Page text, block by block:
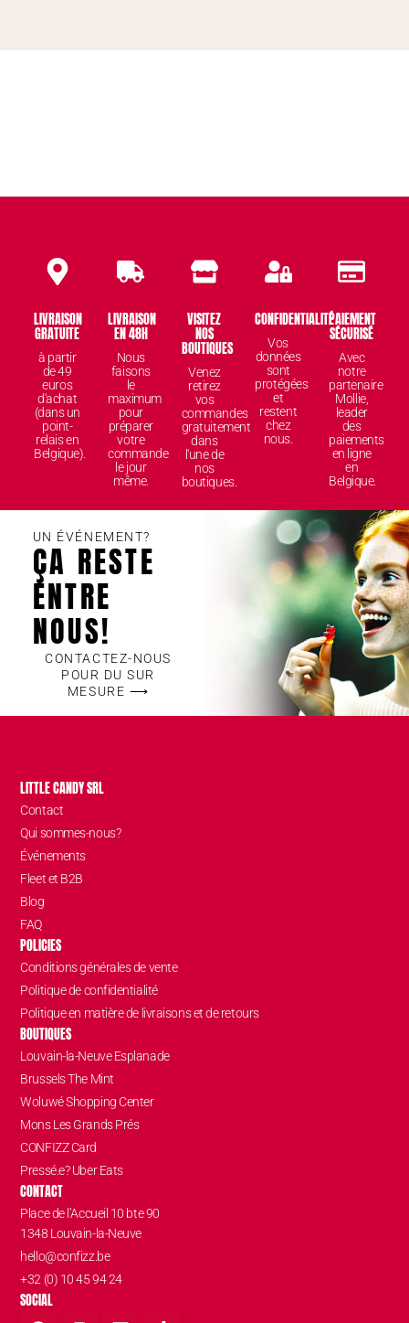
LIVRAISON
GRATUITE
à partir
de 49
euros
d'achat
(dans un
point-
relais en
Belgique).
LIVRAISON
EN 48H
Nous
faisons
le
maximum
pour
préparer
votre
commande
le jour
même.
VISITEZ
NOS
BOUTIQUES
Venez
retirez
vos
commandes
gratuitement
dans
l'une de
nos
boutiques.
CONFIDENTIALITÉ
Vos
données
sont
protégées
et
restent
chez
nous.
PAIEMENT
SÉCURISÉ
Avec
notre
partenaire
Mollie,
leader
des
paiements
en ligne
en
Belgique.
UN ÉVÉNEMENT?
ÇA RESTE
ENTRE
NOUS!
CONTACTEZ-NOUS
POUR DU SUR
MESURE ⟶
LITTLE CANDY SRL
Contact
Qui sommes-nous?
Événements
Fleet et B2B
Blog
FAQ
POLICIES
Conditions générales de vente
Politique de confidentialité
Politique en matière de livraisons et de retours
BOUTIQUES
Louvain-la-Neuve Esplanade
Brussels The Mint
Woluwé Shopping Center
Mons Les Grands Prés
CONFIZZ Card
Pressé.e? Uber Eats
CONTACT
Place de l’Accueil 10 bte 90
1348 Louvain-la-Neuve
hello@confizz.be
+32 (0) 10 45 94 24
SOCIAL